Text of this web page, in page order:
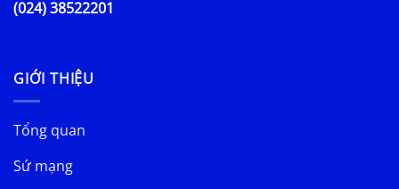
(024) 38522201
GIỚI THIỆU
Tổng quan
Sứ mạng